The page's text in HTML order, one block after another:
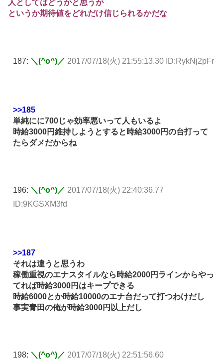
人としてはどうかと思うが
というか期待値をどれだけ信じられるかだな
187: ＼(^o^)／ 2017/07/18(火) 21:55:13.30 ID:RykNj2pFr
>>185
単純にに700じゃ効率悪いって人もいるよ
時給3000円維持しようとすると時給3000円の台打って
たらダメだからね
196: ＼(^o^)／ 2017/07/18(火) 22:40:36.77
ID:9KGSXM3fd
>>187
それは違うと思うわ
稼働重視のエナスタイルなら時給2000円ラインからやっ
てれば時給3000円はキープできる
時給6000とか時給10000のエナ台だって打つわけだし
事実青田の俺が時給3000円以上だし
198: ＼(^o^)／ 2017/07/18(火) 22:51:56.60